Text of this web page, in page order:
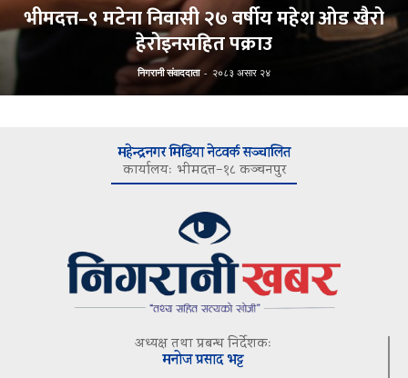
भीमदत्त–९ मटेना निवासी २७ वर्षीय महेश ओड खैरो
हेरोइनसहित पक्राउ
निगरानी संवाददाता - २०८३ असार २४
महेन्द्रनगर मिडिया नेटवर्क सञ्चालित
कार्यालयः भीमदत्त–१८ कञ्चनपुर
अध्यक्ष तथा प्रबन्ध निर्देशकः
मनोज प्रसाद भट्ट